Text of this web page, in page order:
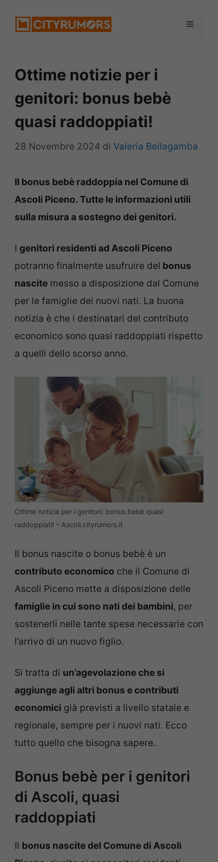
Menu
Ottime notizie per i
genitori: bonus bebè
quasi raddoppiati!
28 Novembre 2024 di Valeria Bellagamba
Il bonus bebè raddoppia nel Comune di
Ascoli Piceno. Tutte le informazioni utili
sulla misura a sostegno dei genitori.
I genitori residenti ad Ascoli Piceno
potranno finalmente usufruire del bonus
nascite messo a disposizione dal Comune
per le famiglie dei nuovi nati. La buona
notizia è che i destinatari del contributo
economico sono quasi raddoppiati rispetto
a quelli dello scorso anno.
Ottime notizie per i genitori: bonus bebè quasi
raddoppiati! – Ascoli.cityrumors.it
Il bonus nascite o bonus bebè è un
contributo economico che il Comune di
Ascoli Piceno mette a disposizione delle
famiglie in cui sono nati dei bambini, per
sostenerli nelle tante spese necessarie con
l’arrivo di un nuovo figlio.
Si tratta di un’agevolazione che si
aggiunge agli altri bonus e contributi
economici già previsti a livello statale e
regionale, sempre per i nuovi nati. Ecco
tutto quello che bisogna sapere.
Bonus bebè per i genitori
di Ascoli, quasi
raddoppiati
Il bonus nascite del Comune di Ascoli